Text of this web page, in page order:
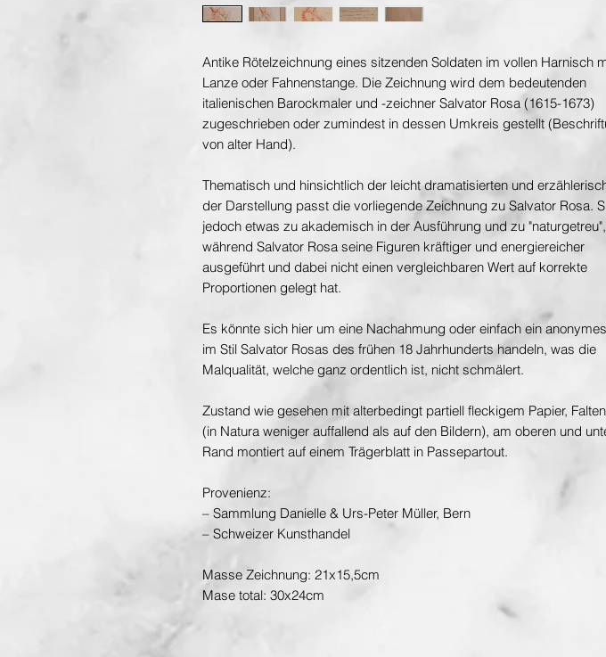
Antike Rötelzeichnung eines sitzenden Soldaten im vollen Harnisch
Lanze oder Fahnenstange. Die Zeichnung wird dem bedeutenden
italienischen Barockmaler und -zeichner Salvator Rosa (1615-1673)
zugeschrieben oder zumindest in dessen Umkreis gestellt
von alter Hand).
Thematisch und hinsichtlich der leicht dramatisierten und
der Darstellung passt die vorliegende Zeichnung zu Salvator Rosa.
jedoch etwas zu akademisch in der Ausführung und zu "naturgetreu",
während Salvator Rosa seine Figuren kräftiger und energiereicher
ausgeführt und dabei nicht einen vergleichbaren Wert auf korrekte
Proportionen gelegt hat.
Es könnte sich hier um eine Nachahmung oder einfach ein
im Stil Salvator Rosas des frühen 18 Jahrhunderts handeln, was die
Malqualität, welche ganz ordentlich ist, nicht schmälert.
Zustand wie gesehen mit alterbedingt partiell fleckigem Papier,
(in Natura weniger auffallend als auf den Bildern), am oberen und
Rand montiert auf einem Trägerblatt in Passepartout.
Provenienz:
– Sammlung Danielle & Urs-Peter Müller, Bern
– Schweizer Kunsthandel
Masse Zeichnung: 21x15,5cm
Mase total: 30x24cm